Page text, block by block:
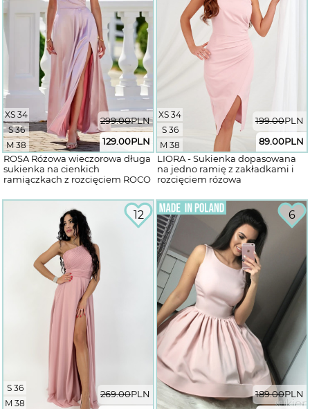
XS 34
S 36
M 38
299.00PLN
129.00PLN
ROSA Różowa wieczorowa długa
sukienka na cienkich
ramiączkach z rozcięciem ROCO
XS 34
S 36
M 38
199.00PLN
89.00PLN
LIORA - Sukienka dopasowana
na jedno ramię z zakładkami i
rozcięciem rózowa
12
S 36
M 38
269.00PLN
6
189.00PLN